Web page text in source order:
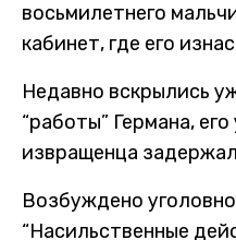
восьмилетнего
кабинет, где его
Недавно вскрылись
“работы” Германа,
извращенца
Возбуждено
“Насильственные